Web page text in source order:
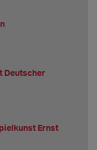
Deutscher
Ernst